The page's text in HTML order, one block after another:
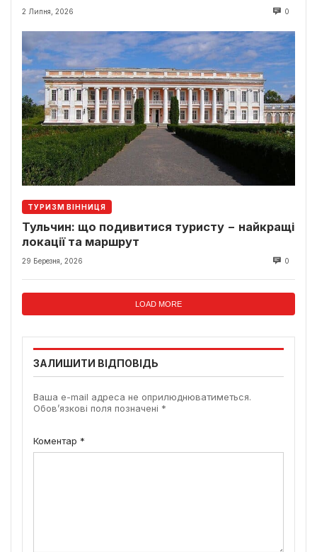
2 Липня, 2026 0
ТУРИЗМ ВІННИЦЯ
Тульчин: що подивитися туристу − найкращі
локації та маршрут
29 Березня, 2026 0
LOAD MORE
ЗАЛИШИТИ ВІДПОВІДЬ
Ваша e-mail адреса не оприлюднюватиметься.
Обов’язкові поля позначені *
Коментар *